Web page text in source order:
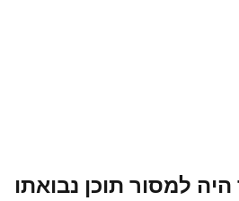
למסור תוכן נבואתו